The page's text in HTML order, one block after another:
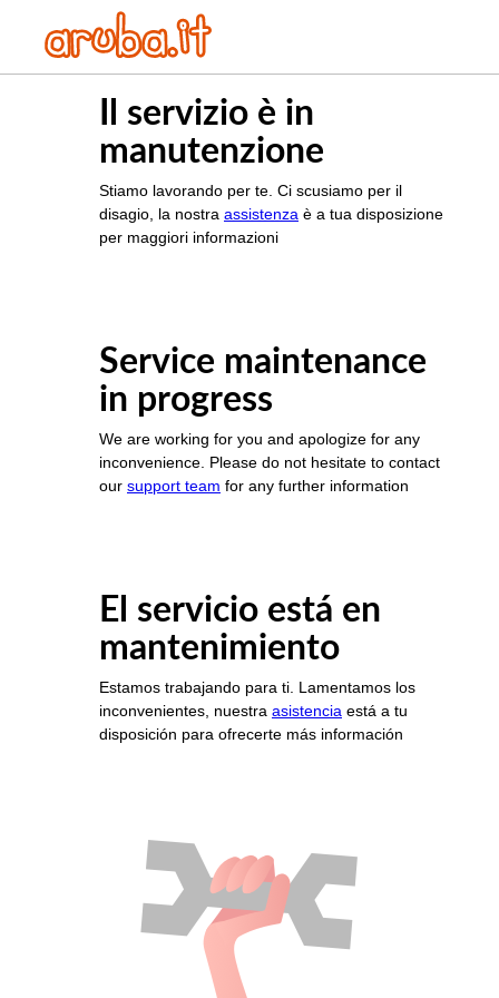
Il servizio è in
manutenzione
Stiamo lavorando per te. Ci scusiamo per il
disagio, la nostra assistenza è a tua disposizione
per maggiori informazioni
Service maintenance
in progress
We are working for you and apologize for any
inconvenience. Please do not hesitate to contact
our support team for any further information
El servicio está en
mantenimiento
Estamos trabajando para ti. Lamentamos los
inconvenientes, nuestra asistencia está a tu
disposición para ofrecerte más información